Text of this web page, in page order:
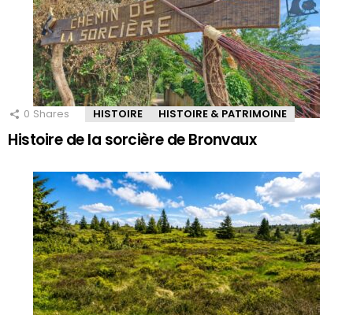
0 Shares HISTOIRE HISTOIRE & PATRIMOINE
Histoire de la sorcière de Bronvaux